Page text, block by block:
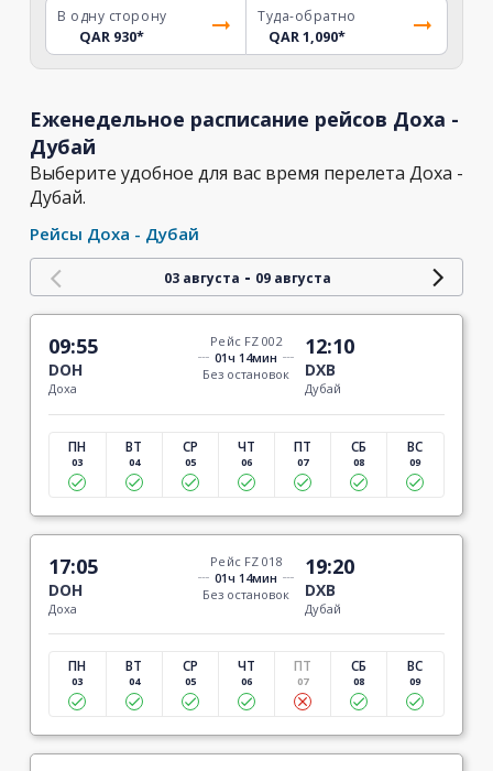
В одну сторону
QAR 930*
Туда-обратно
QAR 1,090*
Еженедельное расписание рейсов Доха -
Дубай
Выберите удобное для вас время перелета Доха -
Дубай.
Рейсы Доха - Дубай
03 августа - 09 августа
09:55
DOH
Доха
Рейс FZ 002
01ч 14мин
Без остановок
12:10
DXB
Дубай
ПН
03
ВТ
04
СР
05
ЧТ
06
ПТ
07
СБ
08
ВС
09
17:05
DOH
Доха
Рейс FZ 018
01ч 14мин
Без остановок
19:20
DXB
Дубай
ПН
03
ВТ
04
СР
05
ЧТ
06
ПТ
07
СБ
08
ВС
09